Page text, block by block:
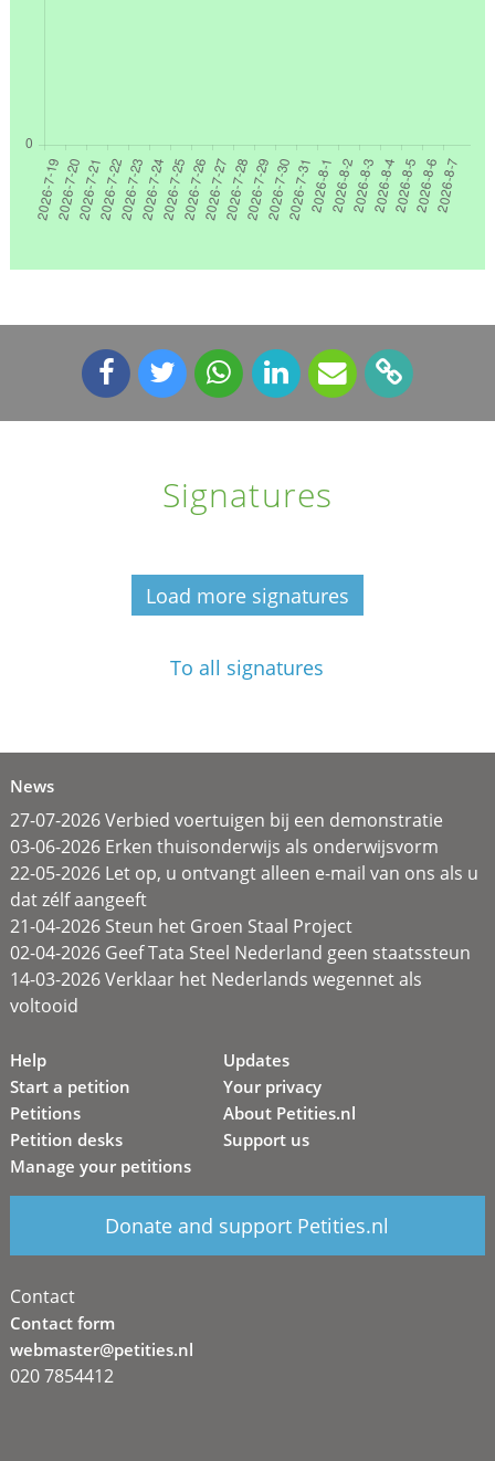
Signatures
Load more signatures
To all signatures
News
27-07-2026 Verbied voertuigen bij een demonstratie
03-06-2026 Erken thuisonderwijs als onderwijsvorm
22-05-2026 Let op, u ontvangt alleen e-mail van ons als u
dat zélf aangeeft
21-04-2026 Steun het Groen Staal Project
02-04-2026 Geef Tata Steel Nederland geen staatssteun
14-03-2026 Verklaar het Nederlands wegennet als
voltooid
Help
Start a petition
Petitions
Petition desks
Manage your petitions
Updates
Your privacy
About Petities.nl
Support us
Donate and support Petities.nl
Contact
Contact form
webmaster@petities.nl
020 7854412